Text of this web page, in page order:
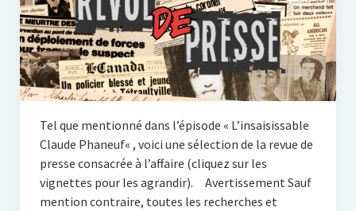
Tel que mentionné dans l’épisode « L’insaisissable
Claude Phaneuf« , voici une sélection de la revue de
presse consacrée à l’affaire (cliquez sur les
vignettes pour les agrandir). Avertissement Sauf
mention contraire, toutes les recherches et